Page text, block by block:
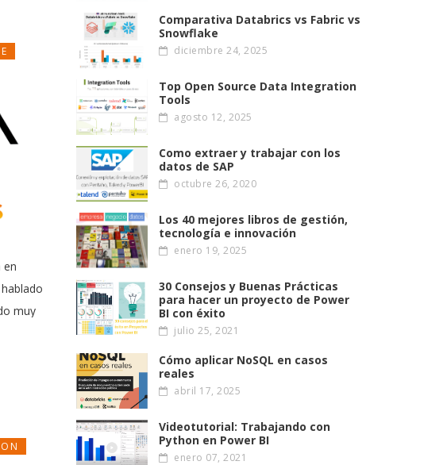
en
muy
nuevo
Comparativa Databrics vs Fabric vs
Snowflake
diciembre 24, 2025
Top Open Source Data Integration
Tools
agosto 12, 2025
Como extraer y trabajar con los
datos de SAP
octubre 26, 2020
Los 40 mejores libros de gestión,
tecnología e innovación
enero 19, 2025
30 Consejos y Buenas Prácticas
para hacer un proyecto de Power
BI con éxito
julio 25, 2021
Cómo aplicar NoSQL en casos
reales
abril 17, 2025
Videotutorial: Trabajando con
Python en Power BI
enero 07, 2021